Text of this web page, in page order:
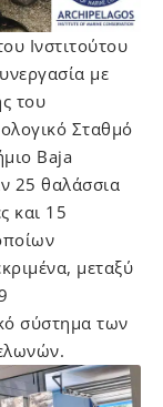
Ινστιτούτου
με
του
Σταθμό
Baja
25 θαλάσσια
και 15
μεταξύ
σύστημα των